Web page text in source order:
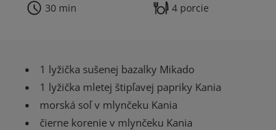
30 min 4 porcie
1 lyžička sušenej bazalky Mikado
1 lyžička mletej štipľavej papriky Kania
morská soľ v mlynčeku Kania
čierne korenie v mlynčeku Kania